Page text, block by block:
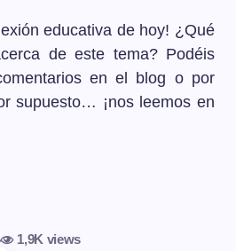
educativa de hoy! ¿Qué
de este tema? Podéis
en el blog o por
supuesto… ¡nos leemos en
1,9K views